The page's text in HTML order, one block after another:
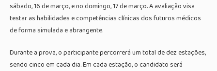
sábado, 16 de março, e no domingo, 17 de março. A avaliação visa
testar as habilidades e competências clínicas dos futuros médicos
de forma simulada e abrangente.
Durante a prova, o participante percorrerá um total de dez estações,
sendo cinco em cada dia. Em cada estação, o candidato será